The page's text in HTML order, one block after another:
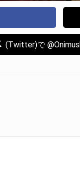
(Twitter)で